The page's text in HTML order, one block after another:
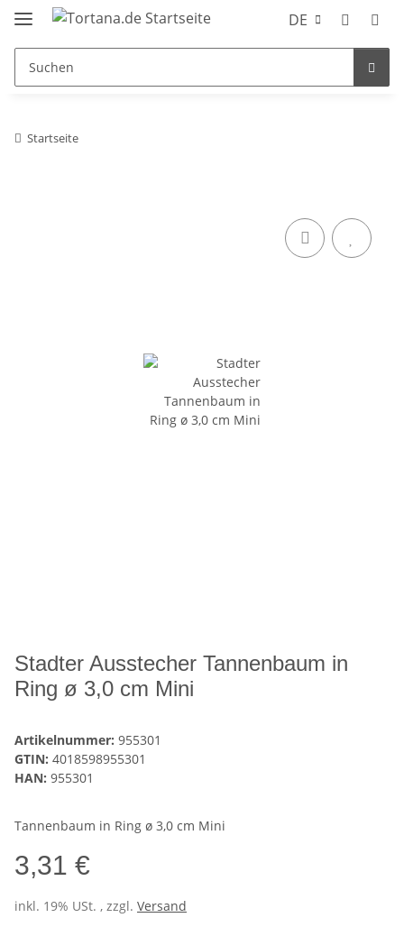
DE
Startseite
Stadter Ausstecher Tannenbaum in
Ring ø 3,0 cm Mini
Artikelnummer: 955301
GTIN: 4018598955301
HAN: 955301
Tannenbaum in Ring ø 3,0 cm Mini
3,31 €
inkl. 19% USt. , zzgl. Versand